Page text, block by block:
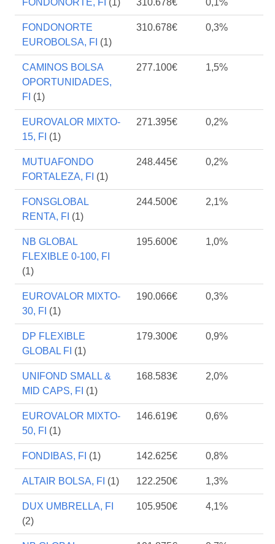
FONDONORTE, FI (1) 310.678€ 0,1%
FONDONORTE
EUROBOLSA, FI (1)
310.678€ 0,3%
CAMINOS BOLSA
OPORTUNIDADES,
FI (1)
277.100€ 1,5%
EUROVALOR MIXTO-
15, FI (1)
271.395€ 0,2%
MUTUAFONDO
FORTALEZA, FI (1)
248.445€ 0,2%
FONSGLOBAL
RENTA, FI (1)
244.500€ 2,1%
NB GLOBAL
FLEXIBLE 0-100, FI
(1)
195.600€ 1,0%
EUROVALOR MIXTO-
30, FI (1)
190.066€ 0,3%
DP FLEXIBLE
GLOBAL FI (1)
179.300€ 0,9%
UNIFOND SMALL &
MID CAPS, FI (1)
168.583€ 2,0%
EUROVALOR MIXTO-
50, FI (1)
146.619€ 0,6%
FONDIBAS, FI (1) 142.625€ 0,8%
ALTAIR BOLSA, FI (1) 122.250€ 1,3%
DUX UMBRELLA, FI
(2)
105.950€ 4,1%